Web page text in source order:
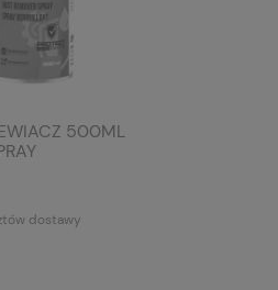
500ML
dostawy